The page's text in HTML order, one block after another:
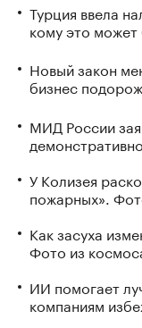
Турция ввела
кому это
Новый закон
бизнес
МИД России
У Колизея
пожарных».
Как засуха
Фото из
ИИ помогает
компаниям